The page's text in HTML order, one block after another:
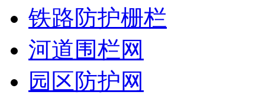
铁路防护栅栏
河道围栏网
园区防护网